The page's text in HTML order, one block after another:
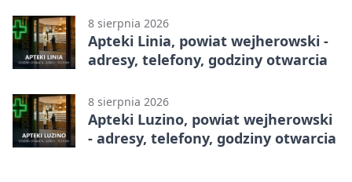
8 sierpnia 2026
Apteki Linia, powiat wejherowski -
adresy, telefony, godziny otwarcia
8 sierpnia 2026
Apteki Luzino, powiat wejherowski
- adresy, telefony, godziny otwarcia